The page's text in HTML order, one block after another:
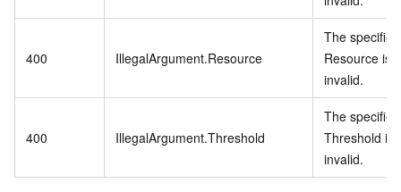
400 IllegalArgument.Resource
The specified
Resource is
invalid.
400 IllegalArgument.Threshold
The specified
Threshold is
invalid.